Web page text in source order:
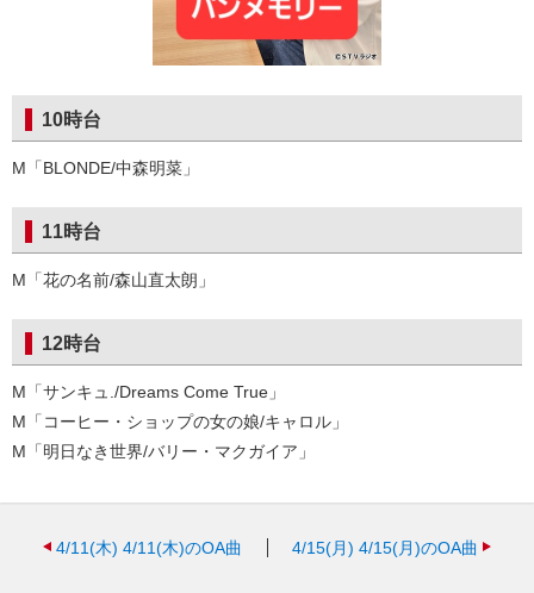
10時台
M「BLONDE/中森明菜」
11時台
M「花の名前/森山直太朗」
12時台
M「サンキュ./Dreams Come True」
M「コーヒー・ショップの女の娘/キャロル」
M「明日なき世界/バリー・マクガイア」
4/11(木) 4/11(木)のOA曲 4/15(月) 4/15(月)のOA曲